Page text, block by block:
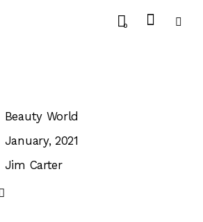
0
Beauty World
January, 2021
Jim Carter